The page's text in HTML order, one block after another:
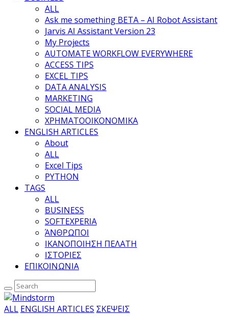
ALL
Ask me something BETA – AI Robot Assistant
Jarvis AI Assistant Version 23
My Projects
AUTOMATE WORKFLOW EVERYWHERE
ACCESS TIPS
EXCEL TIPS
DATA ANALYSIS
MARKETING
SOCIAL MEDIA
ΧΡΗΜΑΤΟΟΙΚΟΝΟΜΙΚΑ
ENGLISH ARTICLES
About
ALL
Excel Tips
PYTHON
TAGS
ALL
BUSINESS
SOFTEXPERIA
ΆΝΘΡΩΠΟΙ
ΙΚΑΝΟΠΟΙΗΣΗ ΠΕΛΑΤΗ
ΙΣΤΟΡΙΕΣ
ΕΠΙΚΟΙΝΩΝΙΑ
ALL ENGLISH ARTICLES ΣΚΕΨΕΙΣ